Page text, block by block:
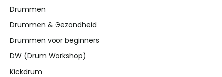
r
:
Drummen
Drummen & Gezondheid
Drummen voor beginners
DW (Drum Workshop)
Kickdrum